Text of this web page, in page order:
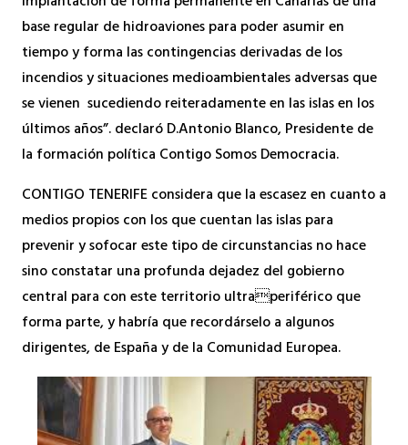
base regular de hidroaviones para poder asumir en
tiempo y forma las contingencias derivadas de los
incendios y situaciones medioambientales adversas que
se vienen sucediendo reiteradamente en las islas en los
últimos años”. declaró D.Antonio Blanco, Presidente de
la formación política Contigo Somos Democracia.
CONTIGO TENERIFE considera que la escasez en cuanto a
medios propios con los que cuentan las islas para
prevenir y sofocar este tipo de circunstancias no hace
sino constatar una profunda dejadez del gobierno
central para con este territorio ultraperiférico que
forma parte, y habría que recordárselo a algunos
dirigentes, de España y de la Comunidad Europea.